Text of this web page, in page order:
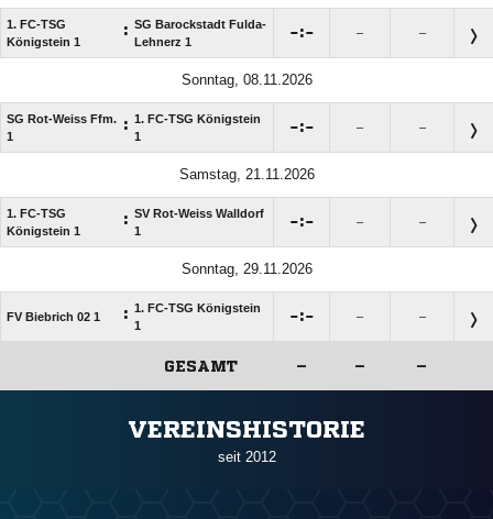
1. FC-TSG
Königstein 1
: SG Barockstadt Fulda-
Lehnerz 1
: – –
Sonntag, 08.11.2026
SG Rot-Weiss Ffm.
1
: 1. FC-TSG Königstein
1
: – –
Samstag, 21.11.2026
1. FC-TSG
Königstein 1
: SV Rot-Weiss Walldorf
1
: – –
Sonntag, 29.11.2026
FV Biebrich 02 1 : 1. FC-TSG Königstein
1
: – –
GESAMT – – –
VEREINSHISTORIE
seit 2012